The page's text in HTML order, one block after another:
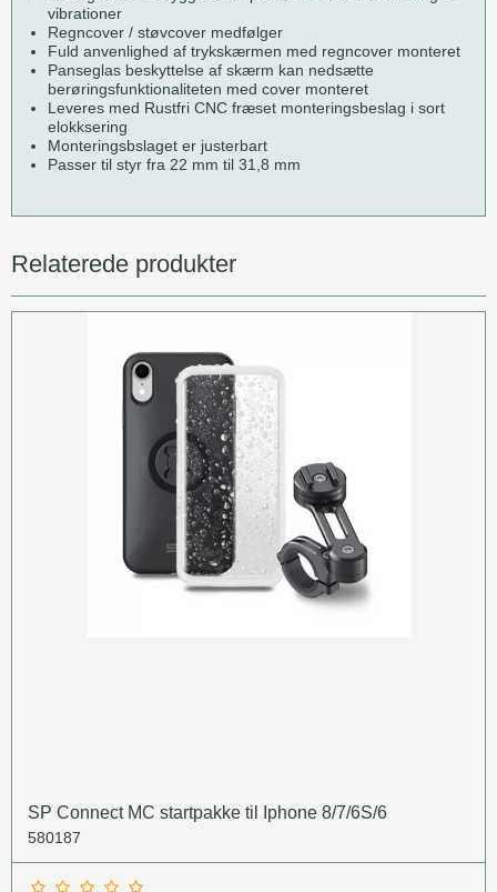
vibrationer
Regncover / støvcover medfølger
Fuld anvenlighed af trykskærmen med regncover monteret
Panseglas beskyttelse af skærm kan nedsætte
berøringsfunktionaliteten med cover monteret
Leveres med Rustfri CNC fræset monteringsbeslag i sort
elokksering
Monteringsbslaget er justerbart
Passer til styr fra 22 mm til 31,8 mm
Relaterede produkter
SP Connect MC startpakke til Iphone 8/7/6S/6
580187